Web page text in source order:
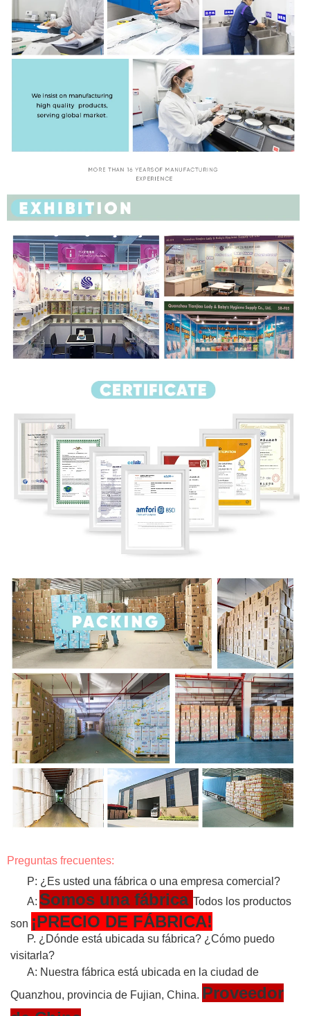
Preguntas frecuentes:
P: ¿Es usted una fábrica o una empresa comercial?
A: Somos una fábrica Todos los productos
son ¡PRECIO DE FÁBRICA!
P. ¿Dónde está ubicada su fábrica? ¿Cómo puedo
visitarla?
A: Nuestra fábrica está ubicada en la ciudad de
Quanzhou, provincia de Fujian, China. Proveedor